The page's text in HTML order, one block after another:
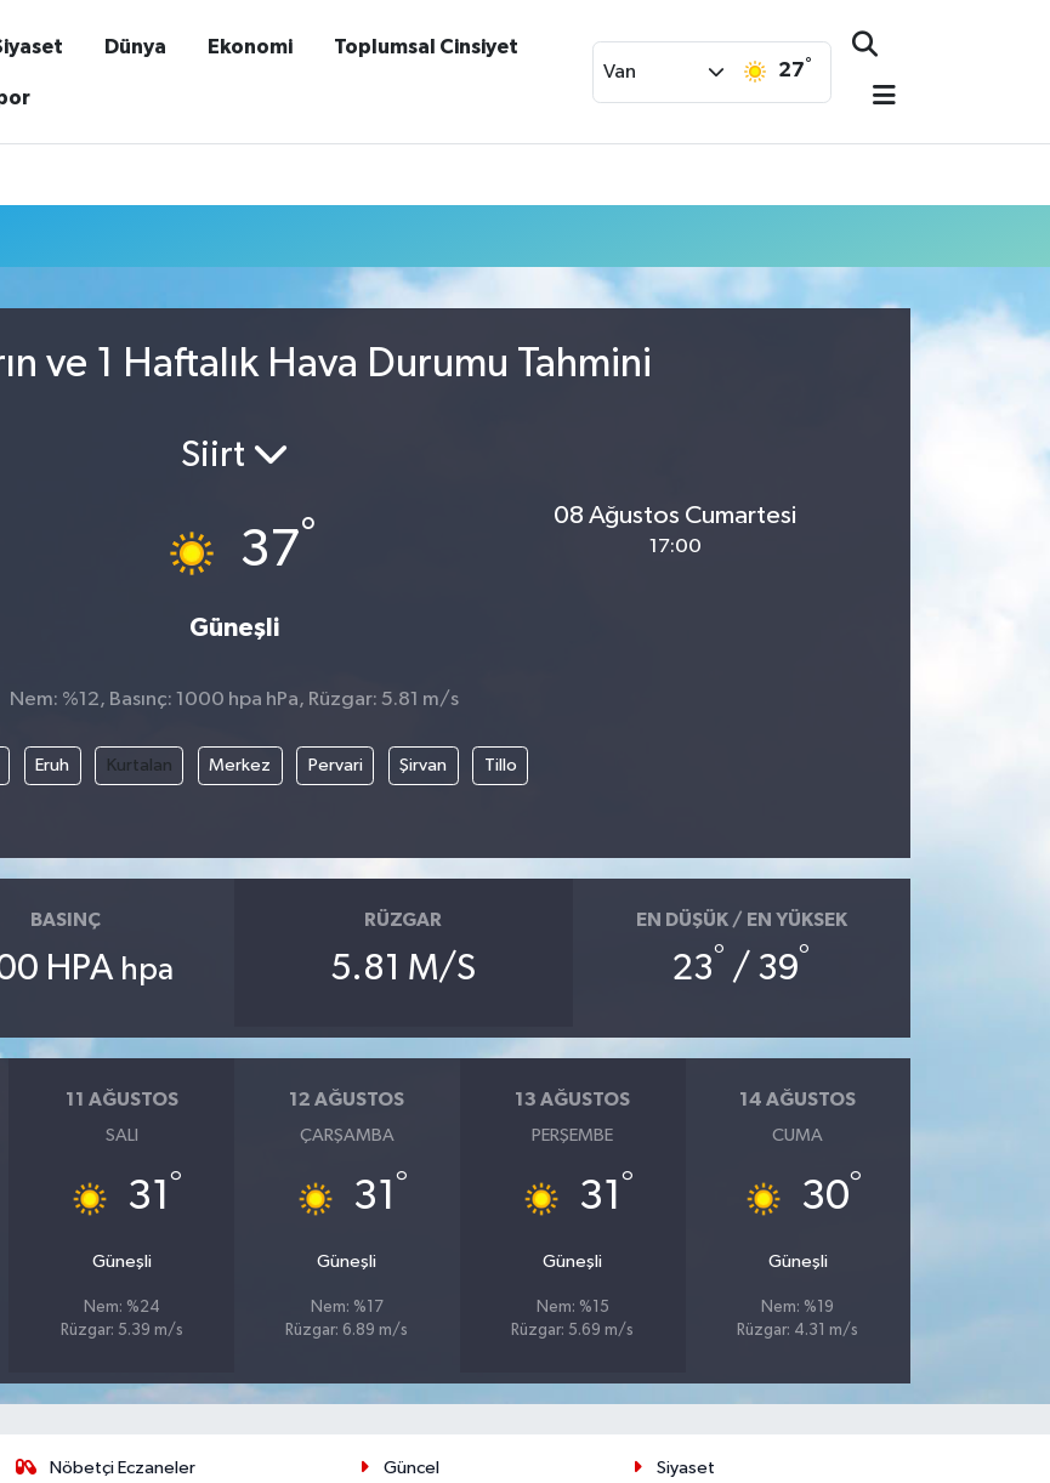
Dünya Ekonomi Toplumsal Cinsiyet
Van 27°
ve 1 Haftalık Hava Durumu Tahmini
Siirt
37°
Güneşli
08 Ağustos Cumartesi
17:00
Nem: %12, Basınç: 1000 hpa hPa, Rüzgar: 5.81 m/s
Eruh Kurtalan Merkez Pervari Şirvan Tillo
BASINÇ
HPA hpa
RÜZGAR
5.81 M/S
EN DÜŞÜK / EN YÜKSEK
23° / 39°
11 AĞUSTOS
SALI
31 °
Güneşli
Nem: %24
Rüzgar: 5.39 m/s
12 AĞUSTOS
ÇARŞAMBA
31 °
Güneşli
Nem: %17
Rüzgar: 6.89 m/s
13 AĞUSTOS
PERŞEMBE
31 °
Güneşli
Nem: %15
Rüzgar: 5.69 m/s
14 AĞUSTOS
CUMA
30°
Güneşli
Nem: %19
Rüzgar: 4.31 m/s
Nöbetçi Eczaneler
Güncel
Siyaset